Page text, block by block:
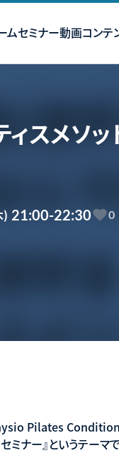
ムセミナー動画コンテ
スメソッ
) 21:00-22:30 0
Physio Pilates
ナー』というテーマ